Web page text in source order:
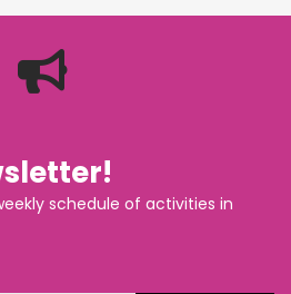
schedule of activities in